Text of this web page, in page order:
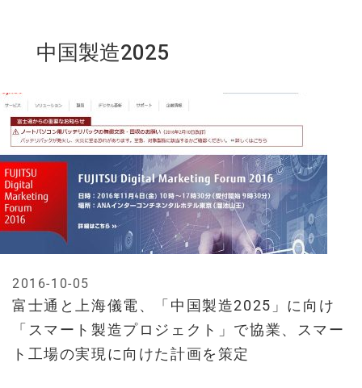
中国製造2025
富士通と上海儀電、「中国製造2025」に向け
「スマート製造プロジェクト」で協業、スマー
ト工場の実現に向けた計画を策定
2016-10-05